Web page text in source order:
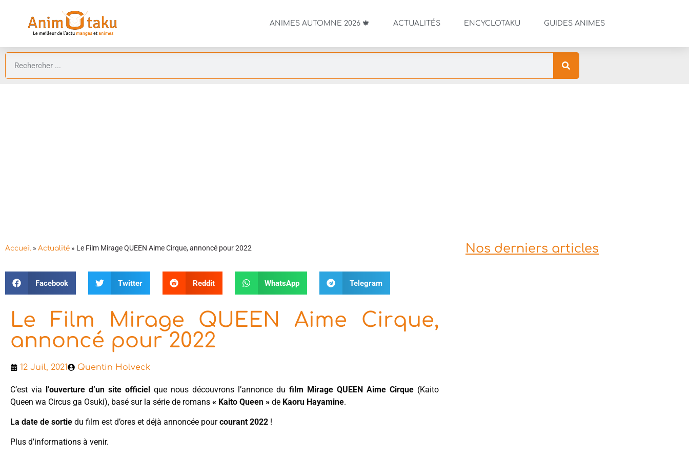
ANIMES AUTOMNE 2026 🍁 ACTUALITÉS ENCYCLOTAKU GUIDES ANIMES
Accueil » Actualité » Le Film Mirage QUEEN Aime Cirque, annoncé pour 2022
Facebook Twitter Reddit WhatsApp Telegram
Le Film Mirage QUEEN Aime Cirque,
annoncé pour 2022
12 Juil, 2021 Quentin Holveck
C’est via l’ouverture d’un site officiel que nous découvrons l’annonce du film Mirage QUEEN Aime Cirque (Kaito
Queen wa Circus ga Osuki), basé sur la série de romans « Kaito Queen » de Kaoru Hayamine.
La date de sortie du film est d’ores et déjà annoncée pourcourant 2022 !
Plus d’informations à venir.
Nos derniers articles